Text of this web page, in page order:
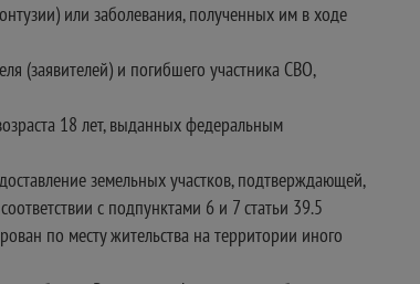
или заболевания, полученных им в ходе
(заявителей) и погибшего участника СВО,
18 лет, выданных федеральным
земельных участков, подтверждающей,
с подпунктами 6 и 7 статьи 39.5
по месту жительства на территории иного